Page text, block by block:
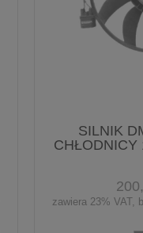
SILNIK
CHŁODNICY
zawiera 23% VAT,